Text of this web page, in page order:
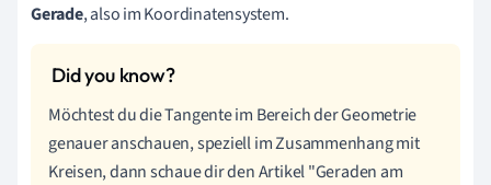
Gerade, also im Koordinatensystem.
Möchtest du die Tangente im Bereich der Geometrie
genauer anschauen, speziell im Zusammenhang mit
Kreisen, dann schaue dir den Artikel "Geraden am